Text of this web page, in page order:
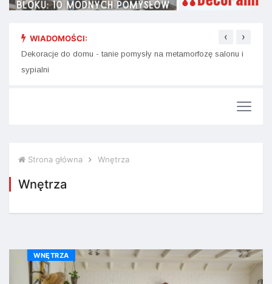
WIADOMOŚCI:
Plakaty i obrazy do wnętrz - jak dobrać do stylu mieszkania?
‹ ›
Strona główna Wnętrza
Wnętrza
WNĘTRZA